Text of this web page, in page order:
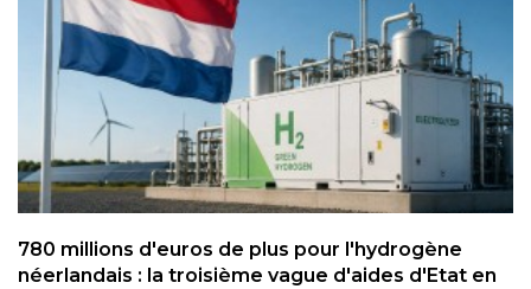
780 millions d'euros de plus pour l'hydrogène
néerlandais : la troisième vague d'aides d'Etat en